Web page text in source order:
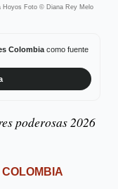
Hoyos Foto © Diana Rey Melo
Colombiacomo fuente
poderosas 2026